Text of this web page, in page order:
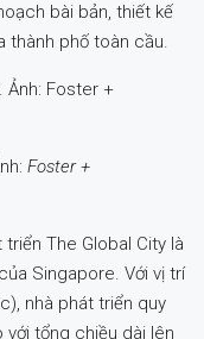
bài bản, thiết kế
thành phố toàn cầu.
Foster +
The Global City là
Singapore. Với vị trí
nhà phát triển quy
tổng chiều dài lên